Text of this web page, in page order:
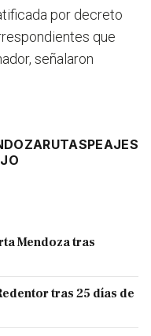
por decreto
que
señalaron
RUTASPEAJES
Mendoza tras
tras 25 días de